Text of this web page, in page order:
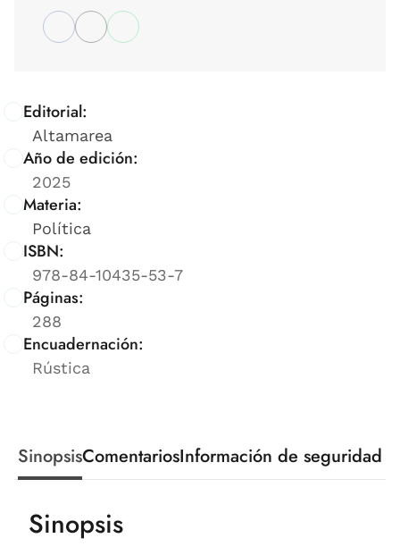
Editorial:
Altamarea
Año de edición:
2025
Materia:
Política
ISBN:
978-84-10435-53-7
Páginas:
288
Encuadernación:
Rústica
SinopsisComentariosInformación de seguridad
Sinopsis